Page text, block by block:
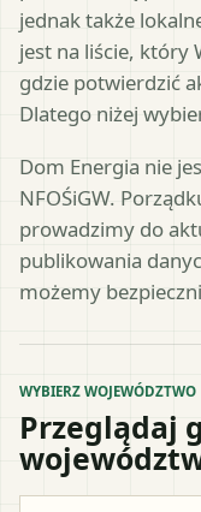
jednak także
jest na liście, który
gdzie potwierdzić
Dlatego niżej
Dom Energia nie
NFOŚiGW.
prowadzimy do
publikowania
możemy
WYBIERZ WOJEWÓDZTWO
Przeglądaj